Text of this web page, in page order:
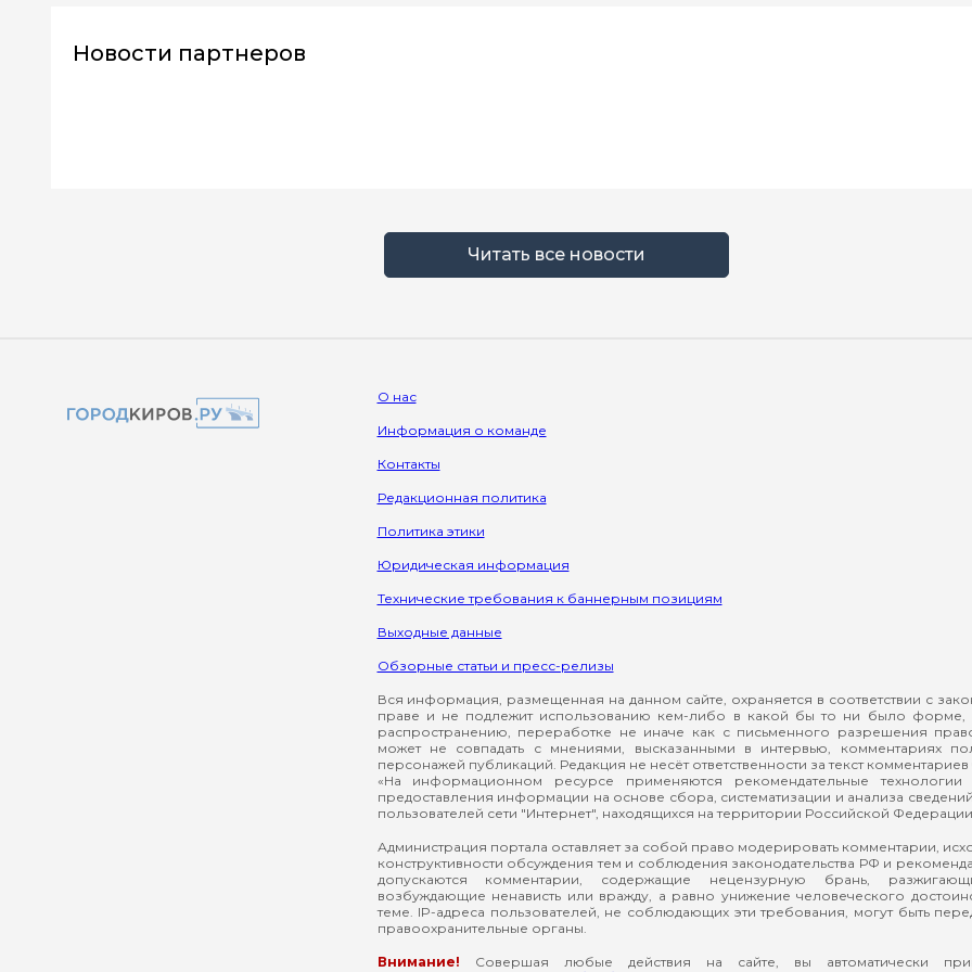
Новости партнеров
Читать все новости
О нас
Информация о команде
Контакты
Редакционная политика
Политика этики
Юридическая информация
Технические требования к баннерным позициям
Выходные данные
Обзорные статьи и пресс-релизы
Вся информация, размещенная на данном сайте, охраняется в соответствии с
праве и не подлежит использованию кем-либо в какой бы то ни было форме,
распространению, переработке не иначе как с письменного разрешения
может не совпадать с мнениями, высказанными в интервью, комментариях
персонажей публикаций. Редакция не несёт ответственности за текст комментариев
«На информационном ресурсе применяются рекомендательные технологии
предоставления информации на основе сбора, систематизации и анализа
пользователей сети "Интернет", находящихся на территории Российской
Администрация портала оставляет за собой право модерировать комментарии,
конструктивности обсуждения тем и соблюдения законодательства РФ и
допускаются комментарии, содержащие нецензурную брань,
возбуждающие ненависть или вражду, а равно унижение человеческого
теме. IP-адреса пользователей, не соблюдающих эти требования, могут быть
правоохранительные органы.
Внимание! Совершая любые действия на сайте, вы автоматически